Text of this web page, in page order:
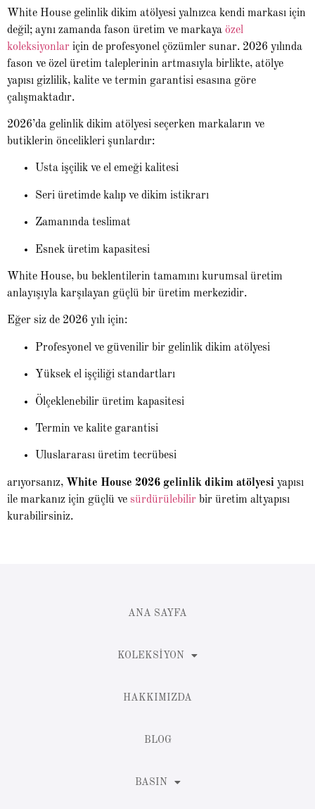
White House gelinlik dikim atölyesi yalnızca kendi markası için
değil; aynı zamanda fason üretim ve markaya özel
koleksiyonlar için de profesyonel çözümler sunar. 2026 yılında
fason ve özel üretim taleplerinin artmasıyla birlikte, atölye
yapısı gizlilik, kalite ve termin garantisi esasına göre
çalışmaktadır.
2026’da gelinlik dikim atölyesi seçerken markaların ve
butiklerin öncelikleri şunlardır:
Usta işçilik ve el emeği kalitesi
Seri üretimde kalıp ve dikim istikrarı
Zamanında teslimat
Esnek üretim kapasitesi
White House, bu beklentilerin tamamını kurumsal üretim
anlayışıyla karşılayan güçlü bir üretim merkezidir.
Eğer siz de 2026 yılı için:
Profesyonel ve güvenilir bir gelinlik dikim atölyesi
Yüksek el işçiliği standartları
Ölçeklenebilir üretim kapasitesi
Termin ve kalite garantisi
Uluslararası üretim tecrübesi
arıyorsanız, White House 2026 gelinlik dikim atölyesi yapısı
ile markanız için güçlü ve sürdürülebilir bir üretim altyapısı
kurabilirsiniz.
ANA SAYFA
KOLEKSIYON
HAKKIMIZDA
BLOG
BASIN